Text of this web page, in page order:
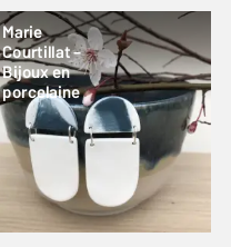
Marie
Courtillat –
Bijoux en
porcelaine